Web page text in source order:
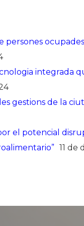
persones
integrada
gestions de la
el potencial
11 de